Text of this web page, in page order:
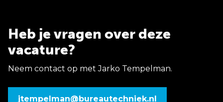
Heb je vragen over deze
vacature?
Neem contact op met Jarko Tempelman.
jtempelman@bureautechniek.nl